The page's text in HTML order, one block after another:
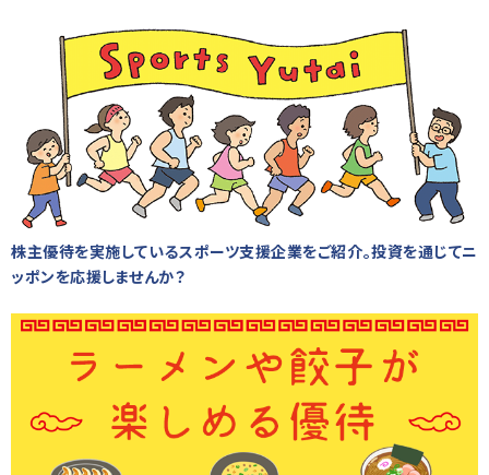
株主優待を実施しているスポーツ支援企業をご紹介。投資を通じてニ
ッポンを応援しませんか？